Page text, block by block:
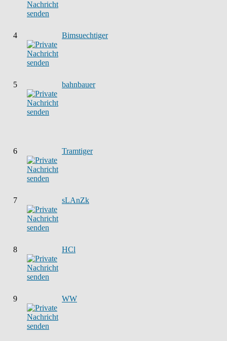
4 Bimsuechtiger
5 bahnbauer
6 Tramtiger
7 sLAnZk
8 HCl
9 WW